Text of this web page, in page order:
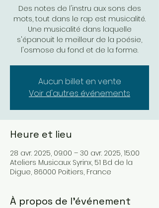
Des notes de l'instru aux sons des
mots, tout dans le rap est musicalité.
Une musicalité dans laquelle
s'épanouit le meilleur de la poésie,
l'osmose du fond et de la forme.
Aucun billet en vente
Voir d'autres événements
Heure et lieu
28 avr. 2025, 09:00 – 30 avr. 2025, 15:00
Ateliers Musicaux Syrinx, 51 Bd de la
Digue, 86000 Poitiers, France
À propos de l'événement